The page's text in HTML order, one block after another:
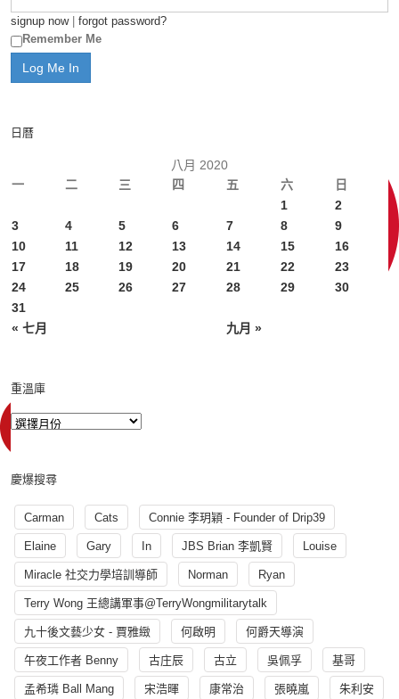
signup now| forgot password?
Remember Me
日曆
八月 2020
一
二 三 四 五 六 日
« 七月 九月 »
1
2
3
4 5 6 7 8
9
10
11 12 13 14 15
16
17
18 19 20 21 22
23
24
25 26 27 28 29
30
31
重溫庫
慶爆搜尋
Carman Cats Connie 李玥穎 - Founder of Drip39
Elaine Gary In JBS Brian 李凱賢 Louise
Miracle 社交力學培訓導師 Norman Ryan
Terry Wong 王總講軍事@TerryWongmilitarytalk
九十後文藝少女 - 賈雅緻 何啟明 何爵天導演
午夜工作者 Benny 古庄辰 古立 吳佩孚 基哥
孟希璘 Ball Mang 宋浩暉 康常治 張曉嵐 朱利安